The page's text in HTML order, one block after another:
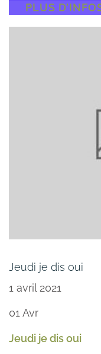
PLUS
Jeudi je dis oui
1 avril 2021
01 Avr
Jeudi je dis oui